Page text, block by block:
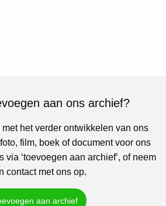
aan ons archief?
het verder ontwikkelen van ons
film, boek of document voor ons
via ‘toevoegen aan archief’, of neem
contact met ons op.
aan archief